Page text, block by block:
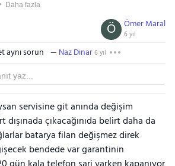
Daha fazla
Ömer Maral
6 yıl
Ö
aynı sorun Naz Dinar6 yıl
servisine git anında değişim
dışınada çıkacağınıda belirt daha da
batarya filan değişmez direk
bendede var garantinin